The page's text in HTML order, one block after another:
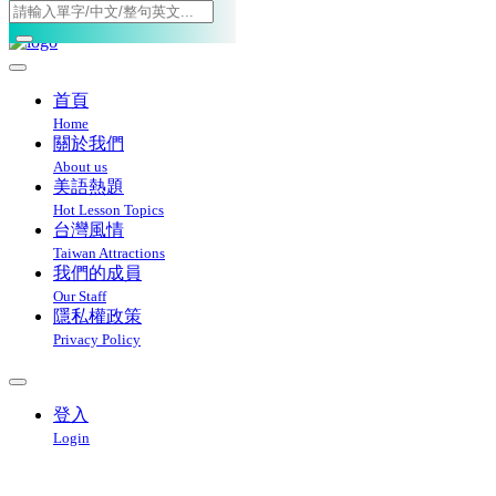
Toggle navigation
首頁
Home
關於我們
About us
美語熱題
Hot Lesson Topics
台灣風情
Taiwan Attractions
我們的成員
Our Staff
隱私權政策
Privacy Policy
登入
Login